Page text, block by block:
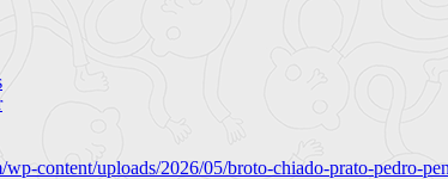
content/uploads/2026/05/broto-chiado-prato-pedro-